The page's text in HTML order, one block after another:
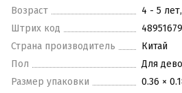
Возраст
4 - 5
Штрих код
Страна производитель
Китай
Пол
Для
Размер упаковки
0.36 ×